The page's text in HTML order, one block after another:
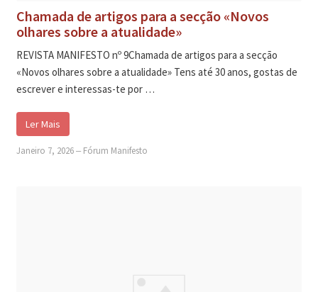
Chamada de artigos para a secção «Novos
olhares sobre a atualidade»
REVISTA MANIFESTO nº 9Chamada de artigos para a secção
«Novos olhares sobre a atualidade» Tens até 30 anos, gostas de
escrever e interessas-te por …
Ler Mais
Janeiro 7, 2026‒ Fórum Manifesto